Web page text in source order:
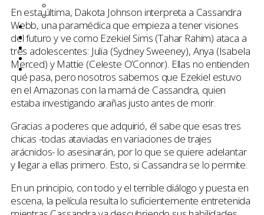
Netflix
Entrevistas
Tops
Quiénes somos
Contáctanos
Buscar
En esta última, Dakota Johnson interpreta a Cassandra
Webb, una paramédica que empieza a tener visiones
del futuro y ve como Ezekiel Sims (Tahar Rahim) ataca a
tres adolescentes: Julia (Sydney Sweeney), Anya (Isabela
Merced) y Mattie (Celeste O’Connor). Ellas no entienden
qué pasa, pero nosotros sabemos que Ezekiel estuvo
en el Amazonas con la mamá de Cassandra, quien
estaba investigando arañas justo antes de morir.
Gracias a poderes que adquirió, él sabe que esas tres
chicas -todas ataviadas en variaciones de trajes
arácnidos- lo asesinarán, por lo que se quiere adelantar
y llegar a ellas primero. Esto, si Cassandra se lo permite.
En un principio, con todo y el terrible diálogo y puesta en
escena, la película resulta lo suficientemente entretenida